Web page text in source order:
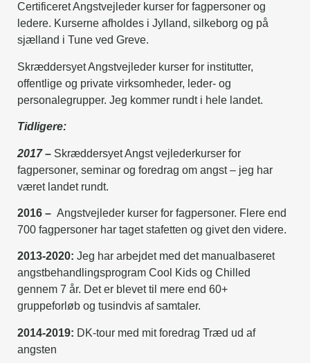
Certificeret Angstvejleder kurser for fagpersoner og
ledere. Kurserne afholdes i Jylland, silkeborg og på
sjælland i Tune ved Greve.
Skræddersyet Angstvejleder kurser for institutter,
offentlige og private virksomheder, leder- og
personalegrupper. Jeg kommer rundt i hele landet.
Tidligere:
2017 – Skræddersyet Angst vejlederkurser for
fagpersoner, seminar og foredrag om angst – jeg har
været landet rundt.
2016 – Angstvejleder kurser for fagpersoner. Flere end
700 fagpersoner har taget stafetten og givet den videre.
2013-2020: Jeg har arbejdet med det manualbaseret
angstbehandlingsprogram Cool Kids og Chilled
gennem 7 år. Det er blevet til mere end 60+
gruppeforløb og tusindvis af samtaler.
2014-2019: DK-tour med mit foredrag Træd ud af
angsten